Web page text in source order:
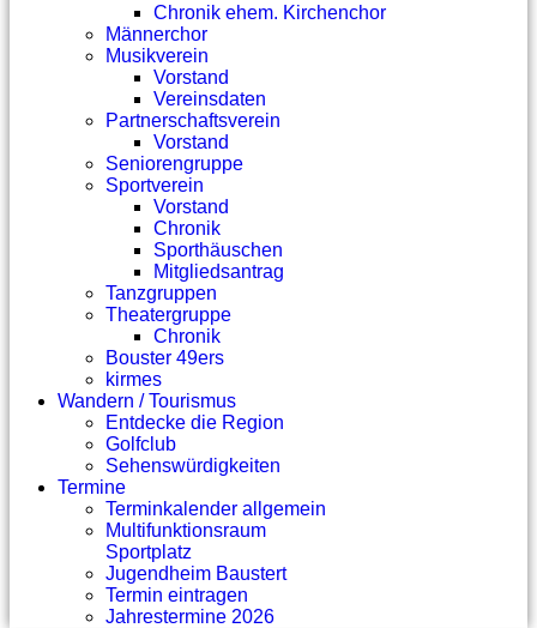
Chronik ehem. Kirchenchor
Männerchor
Musikverein
Vorstand
Vereinsdaten
Partnerschaftsverein
Vorstand
Seniorengruppe
Sportverein
Vorstand
Chronik
Sporthäuschen
Mitgliedsantrag
Tanzgruppen
Theatergruppe
Chronik
Bouster 49ers
kirmes
Wandern / Tourismus
Entdecke die Region
Golfclub
Sehenswürdigkeiten
Termine
Terminkalender allgemein
Multifunktionsraum
Sportplatz
Jugendheim Baustert
Termin eintragen
Jahrestermine 2026